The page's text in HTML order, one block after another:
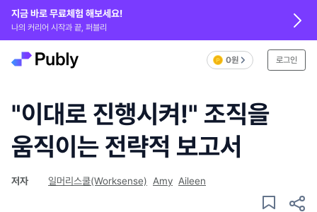
지금 바로 무료체험 해보세요!
나의 커리어 시작과 끝, 퍼블리
0원 로그인
"이대로 진행시켜!" 조직을
움직이는 전략적 보고서
저자 일머리스쿨(Worksense) Amy Aileen